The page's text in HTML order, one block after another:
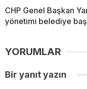
CHP Genel Başkan
yönetimi belediye
YORUMLAR
Bir yanıt yazın